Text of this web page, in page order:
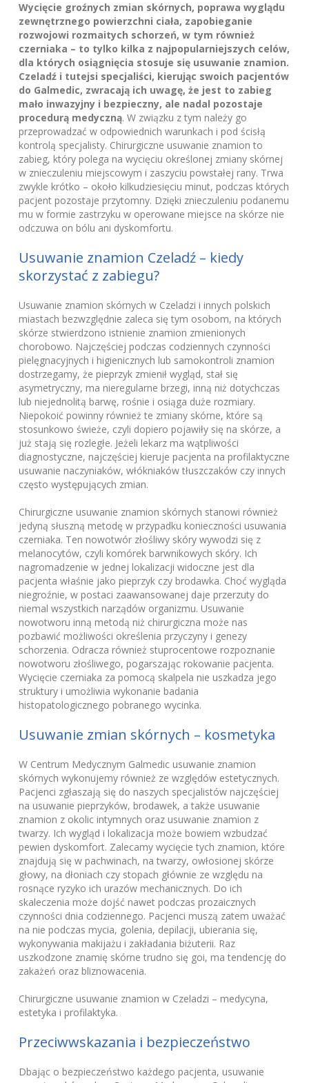
Wycięcie groźnych zmian skórnych, poprawa wyglądu
zewnętrznego powierzchni ciała, zapobieganie
rozwojowi rozmaitych schorzeń, w tym również
czerniaka – to tylko kilka z najpopularniejszych celów,
dla których osiągnięcia stosuje się usuwanie znamion.
Czeladź i tutejsi specjaliści, kierując swoich pacjentów
do Galmedic, zwracają ich uwagę, że jest to zabieg
mało inwazyjny i bezpieczny, ale nadal pozostaje
procedurą medyczną. W związku z tym należy go
przeprowadzać w odpowiednich warunkach i pod ścisłą
kontrolą specjalisty. Chirurgiczne usuwanie znamion to
zabieg, który polega na wycięciu określonej zmiany skórnej
w znieczuleniu miejscowym i zaszyciu powstałej rany. Trwa
zwykle krótko – około kilkudziesięciu minut, podczas których
pacjent pozostaje przytomny. Dzięki znieczuleniu podanemu
mu w formie zastrzyku w operowane miejsce na skórze nie
odczuwa on bólu ani dyskomfortu.
Usuwanie znamion Czeladź – kiedy
skorzystać z zabiegu?
Usuwanie znamion skórnych w Czeladzi i innych polskich
miastach bezwzględnie zaleca się tym osobom, na których
skórze stwierdzono istnienie znamion zmienionych
chorobowo. Najczęściej podczas codziennych czynności
pielęgnacyjnych i higienicznych lub samokontroli znamion
dostrzegamy, że pieprzyk zmienił wygląd, stał się
asymetryczny, ma nieregularne brzegi, inną niż dotychczas
lub niejednolitą barwę, rośnie i osiąga duże rozmiary.
Niepokoić powinny również te zmiany skórne, które są
stosunkowo świeże, czyli dopiero pojawiły się na skórze, a
już stają się rozległe. Jeżeli lekarz ma wątpliwości
diagnostyczne, najczęściej kieruje pacjenta na profilaktyczne
usuwanie naczyniaków, włókniaków tłuszczaków czy innych
często występujących zmian.
Chirurgiczne usuwanie znamion skórnych stanowi również
jedyną słuszną metodę w przypadku konieczności usuwania
czerniaka. Ten nowotwór złośliwy skóry wywodzi się z
melanocytów, czyli komórek barwnikowych skóry. Ich
nagromadzenie w jednej lokalizacji widoczne jest dla
pacjenta właśnie jako pieprzyk czy brodawka. Choć wygląda
niegroźnie, w postaci zaawansowanej daje przerzuty do
niemal wszystkich narządów organizmu. Usuwanie
nowotworu inną metodą niż chirurgiczna może nas
pozbawić możliwości określenia przyczyny i genezy
schorzenia. Odracza również stuprocentowe rozpoznanie
nowotworu złośliwego, pogarszając rokowanie pacjenta.
Wycięcie czerniaka za pomocą skalpela nie uszkadza jego
struktury i umożliwia wykonanie badania
histopatologicznego pobranego wycinka.
Usuwanie zmian skórnych – kosmetyka
W Centrum Medycznym Galmedic usuwanie znamion
skórnych wykonujemy również ze względów estetycznych.
Pacjenci zgłaszają się do naszych specjalistów najczęściej
na usuwanie pieprzyków, brodawek, a także usuwanie
znamion z okolic intymnych oraz usuwanie znamion z
twarzy. Ich wygląd i lokalizacja może bowiem wzbudzać
pewien dyskomfort. Zalecamy wycięcie tych znamion, które
znajdują się w pachwinach, na twarzy, owłosionej skórze
głowy, na dłoniach czy stopach głównie ze względu na
rosnące ryzyko ich urazów mechanicznych. Do ich
skaleczenia może dojść nawet podczas prozaicznych
czynności dnia codziennego. Pacjenci muszą zatem uważać
na nie podczas mycia, golenia, depilacji, ubierania się,
wykonywania makijażu i zakładania biżuterii. Raz
uszkodzone znamię skórne trudno się goi, ma tendencję do
zakażeń oraz bliznowacenia.
Chirurgiczne usuwanie znamion w Czeladzi – medycyna,
estetyka i profilaktyka.
Przeciwwskazania i bezpieczeństwo
Dbając o bezpieczeństwo każdego pacjenta, usuwanie